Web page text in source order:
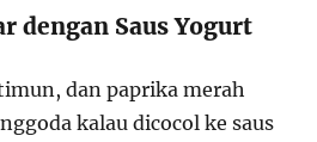
dengan Saus Yogurt
dan paprika merah
kalau dicocol ke saus